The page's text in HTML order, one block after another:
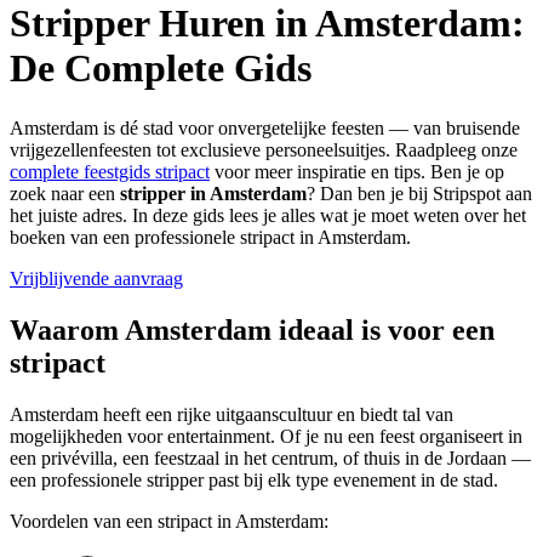
Stripper Huren in Amsterdam:
De Complete Gids
Amsterdam is dé stad voor onvergetelijke feesten — van bruisende
vrijgezellenfeesten tot exclusieve personeelsuitjes. Raadpleeg onze
complete feestgids stripact voor meer inspiratie en tips. Ben je op
zoek naar een stripper in Amsterdam? Dan ben je bij Stripspot aan
het juiste adres. In deze gids lees je alles wat je moet weten over het
boeken van een professionele stripact in Amsterdam.
Vrijblijvende aanvraag
Waarom Amsterdam ideaal is voor een
stripact
Amsterdam heeft een rijke uitgaanscultuur en biedt tal van
mogelijkheden voor entertainment. Of je nu een feest organiseert in
een privévilla, een feestzaal in het centrum, of thuis in de Jordaan —
een professionele stripper past bij elk type evenement in de stad.
Voordelen van een stripact in Amsterdam: